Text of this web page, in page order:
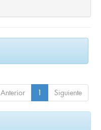
Anterior 1 Siguiente